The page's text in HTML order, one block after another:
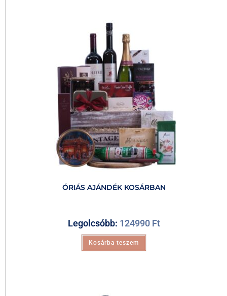
ÓRIÁS AJÁNDÉK KOSÁRBAN
Legolcsóbb: 124990 Ft
Kosárba teszem